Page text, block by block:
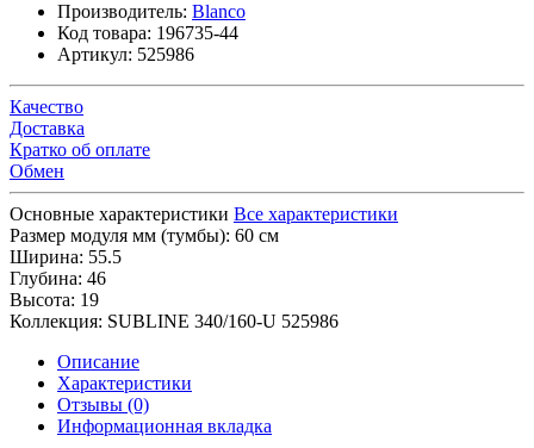
Производитель: Blanco
Код товара: 196735-44
Артикул: 525986
Качество
Доставка
Кратко об оплате
Обмен
Основные характеристики Все характеристики
Размер модуля мм (тумбы): 60 см
Ширина: 55.5
Глубина: 46
Высота: 19
Коллекция: SUBLINE 340/160-U 525986
Описание
Характеристики
Отзывы (0)
Информационная вкладка